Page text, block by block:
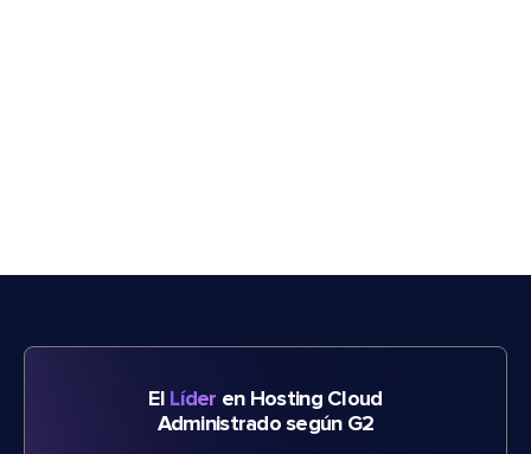
El Líder en Hosting Cloud
Administrado según G2